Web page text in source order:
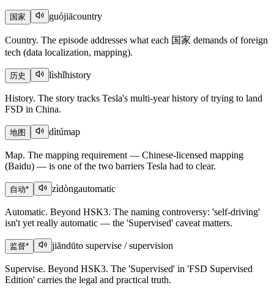
国家 guójiācountry
Country. The episode addresses what each 国家 demands of foreign
tech (data localization, mapping).
历史 lìshǐhistory
History. The story tracks Tesla's multi-year history of trying to land
FSD in China.
地图 dìtúmap
Map. The mapping requirement — Chinese-licensed mapping
(Baidu) — is one of the two barriers Tesla had to clear.
自动* zìdòngautomatic
Automatic. Beyond HSK3. The naming controversy: 'self-driving'
isn't yet really automatic — the 'Supervised' caveat matters.
监督* jiāndūto supervise / supervision
Supervise. Beyond HSK3. The 'Supervised' in 'FSD Supervised
Edition' carries the legal and practical truth.